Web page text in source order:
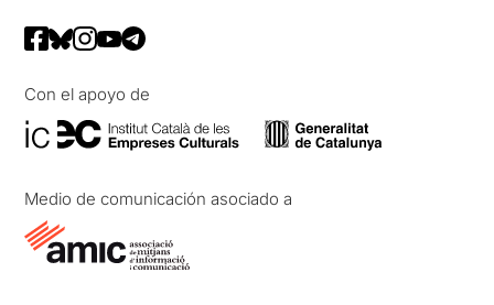
Con el apoyo de
Medio de comunicación asociado a